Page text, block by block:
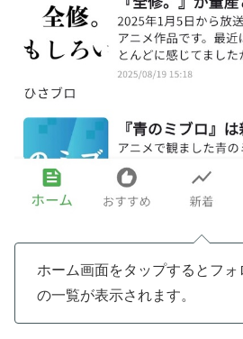
ホーム画面をタップするとフ
の一覧が表示されます。